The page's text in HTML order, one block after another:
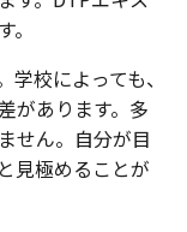
校によっても、
があります。多
せん。自分が目
見極めることが